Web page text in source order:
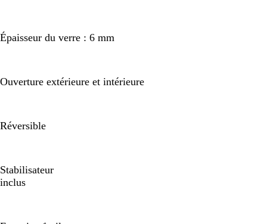
Épaisseur du verre : 6 mm
Ouverture extérieure et intérieure
Réversible
Stabilisateur
inclus